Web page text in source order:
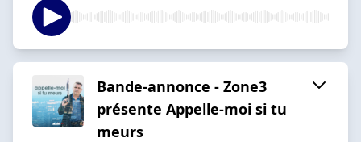
Bande-annonce - Zone3
présente Appelle-moi si tu
meurs